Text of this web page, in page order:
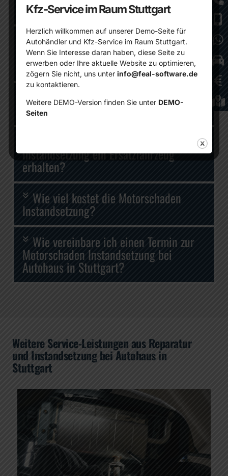
betroffen ist?
Wie läuft die Diagnose des
Motorschadens bei Autohaus in Stuttgart
ab?
Wie lange dauert die Motorschaden
Instandsetzung in der Regel?
Instandsetzung ein Ersatzfahrzeug
erhalten?
Wie viel kostet die Motorschaden
Instandsetzung?
Wie vereinbare ich einen Termin zur
Motorschaden Instandsetzung bei
Autohaus in Stuttgart?
Weitere Service-Leistungen aus Reparatur
und Instandsetzung bei Autohaus in
Stuttgart
Kfz-Service im Raum Stuttgart
Herzlich willkommen auf unserer Demo-Seite für
Autohändler und Kfz-Service im Raum Stuttgart.
Wenn Sie Interesse daran haben, diese Seite zu
erwerben oder Ihre aktuelle Website zu optimieren,
zögern Sie nicht, uns unter info@feal-software.de
zu kontaktieren.
Weitere DEMO-Version finden Sie unter DEMO-
Seiten